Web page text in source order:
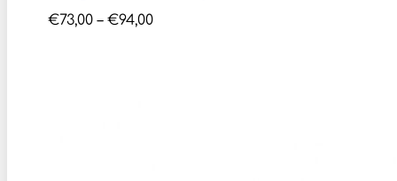
€73,00 – €94,00Price